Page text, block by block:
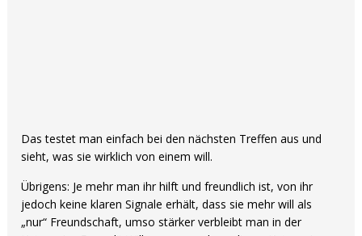
Das testet man einfach bei den nächsten Treffen aus und
sieht, was sie wirklich von einem will.
Übrigens: Je mehr man ihr hilft und freundlich ist, von ihr
jedoch keine klaren Signale erhält, dass sie mehr will als
„nur“ Freundschaft, umso stärker verbleibt man in der